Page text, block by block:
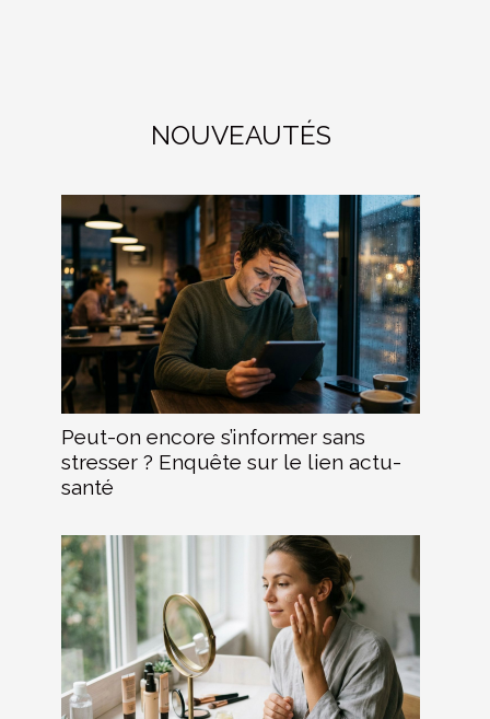
NOUVEAUTÉS
Peut-on encore s’informer sans
stresser ? Enquête sur le lien actu-
santé